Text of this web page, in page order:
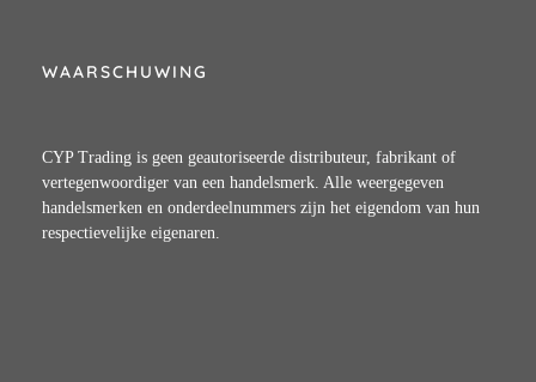
WAARSCHUWING
CYP Trading is geen geautoriseerde distributeur, fabrikant of
vertegenwoordiger van een handelsmerk. Alle weergegeven
handelsmerken en onderdeelnummers zijn het eigendom van hun
respectievelijke eigenaren.